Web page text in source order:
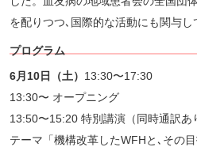
を配りつつ､国際的な活動にも関与し
プログラム
6月10日（土） 13:30〜17:30
13:30〜 オープニング
13:50〜15:20 特別講演（同時通訳あ
テーマ「機構改革したWFHと､その